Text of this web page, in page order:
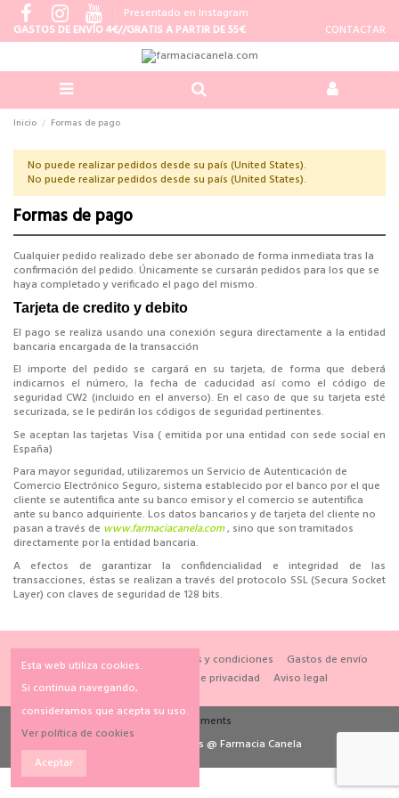
Presentado en Instagram
GASTOS DE ENVÍO 4€//GRATIS A PARTIR DE 55€
CONTACTAR
Inicio Formas de pago
No puede realizar pedidos desde su país (United States).
No puede realizar pedidos desde su país (United States).
Formas de pago
Cualquier pedido realizado debe ser abonado de forma inmediata tras la
confirmación del pedido. Únicamente se cursarán pedidos para los que se
haya completado y verificado el pago del mismo.
Tarjeta de credito y debito
El pago se realiza usando una conexión segura directamente a la entidad
bancaria encargada de la transacción
El importe del pedido se cargará en su tarjeta, de forma que deberá
indicarnos el número, la fecha de caducidad así como el código de
seguridad CW2 (incluido en el anverso). En el caso de que su tarjeta esté
securizada, se le pedirán los códigos de seguridad pertinentes.
Se aceptan las tarjetas Visa ( emitida por una entidad con sede social en
España)
Para mayor seguridad, utilizaremos un Servicio de Autenticación de
Comercio Electrónico Seguro, sistema establecido por el banco por el que
cliente se autentifica ante su banco emisor y el comercio se autentifica
ante su banco adquiriente. Los datos bancarios y de tarjeta del cliente no
pasan a través de www.farmaciacanela.com, sino que son tramitados
directamente por la entidad bancaria.
A efectos de garantizar la confidencialidad e integridad de las
transacciones, éstas se realizan a través del protocolo SSL (Secura Socket
Layer) con claves de seguridad de 128 bits.
Cambios y devoluciones Términos y condiciones
Gastos de envío
Política de privacidad Aviso legal
Diseños y contenidos @ Farmacia Canela
Esta web utiliza cookies.
Si continua navegando,
consideramos que acepta su uso.
Ver política de cookies
Aceptar